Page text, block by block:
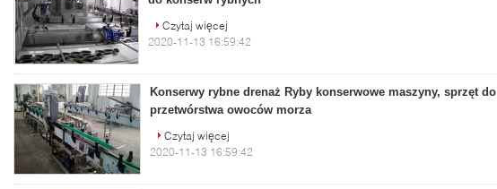
Czytaj więcej
2020-11-13 16:59:42
Konserwy rybne drenaż Ryby konserwowe maszyny, sprzęt do
przetwórstwa owoców morza
Czytaj więcej
2020-11-13 16:59:42